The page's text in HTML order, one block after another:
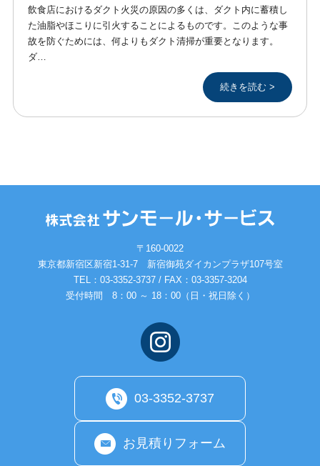
飲食店におけるダクト火災の原因の多くは、ダクト内に蓄積し
た油脂やほこりに引火することによるものです。このような事
故を防ぐためには、何よりもダクト清掃が重要となります。
ダ…
続きを読む >
〒160-0022
東京都新宿区新宿1-31-7 新宿御苑ダイカンプラザ107号室
TEL： 03-3352-3737/ FAX：03-3357-3204
受付時間 8：00 ～ 18：00（日・祝日除く）
03-3352-3737
お見積りフォーム